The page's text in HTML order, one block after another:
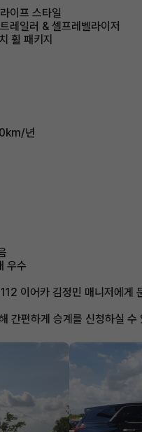
이프 스타일
일러 & 셀프레벨라이저
휠 패키지
년
우수
이어카 김정민 매니저에게
간편하게 승계를 신청하실 수